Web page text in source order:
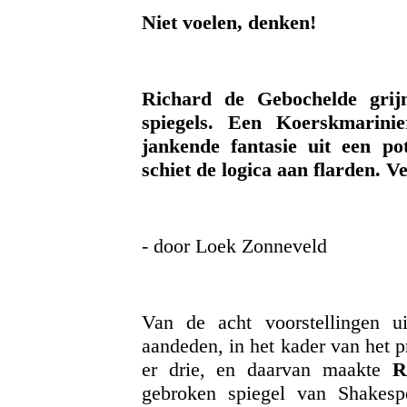
Niet voelen, denken!
Richard de Gebochelde
spiegels. Een
jankende fantasie uit een
schiet de logica aan flarden.
- door Loek Zonneveld
Van de acht voorstellingen
aandeden, in het kader van het
er drie, en daarvan maakte
gebroken spiegel van